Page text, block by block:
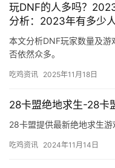
玩DNF的人多吗？
分析：2023年有多少
本文分析DNF玩家数量及
否依然众多。
吃鸡资讯 2025年11月18日
28卡盟绝地求生-28卡
28卡盟提供最新绝地求生游
吃鸡资讯 2024年11月14日